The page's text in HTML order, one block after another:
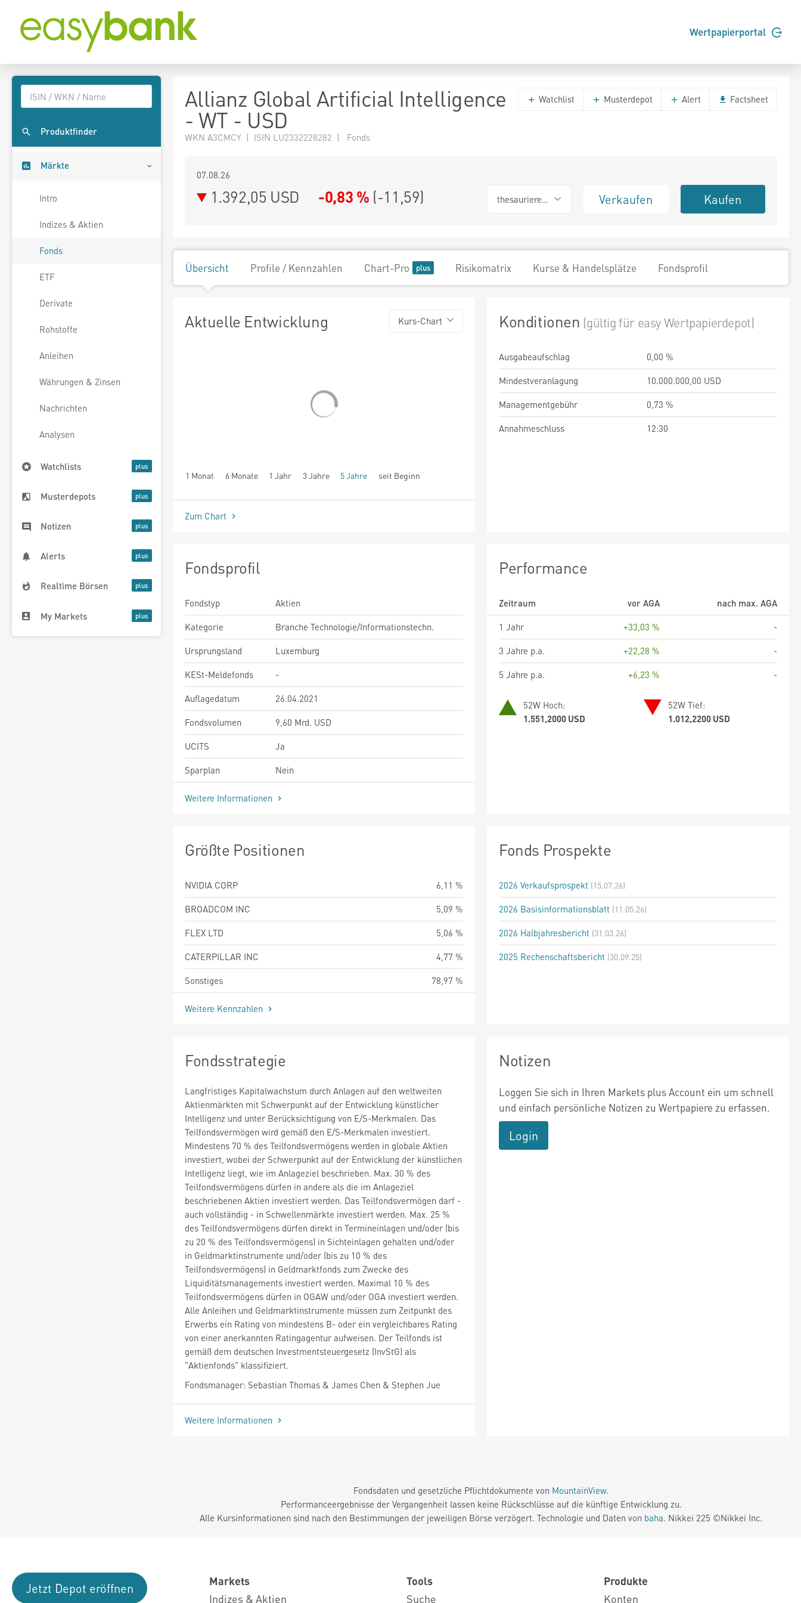
Wertpapierportal
Produktfinder
Märkte
Intro
Indizes & Aktien
Fonds
ETF
Derivate
Rohstoffe
Anleihen
Währungen & Zinsen
Nachrichten
Analysen
Watchlists
Musterdepots
Notizen
Alerts
Realtime Börsen
My Markets
Allianz Global Artificial Intelligence
- WT - USD
WKN A3CMCY | ISIN LU2332228282 | Fonds
Watchlist Musterdepot Alert Factsheet
07.08.26
1.392,05 USD -0,83 % (-11,59) thesaurierend Verkaufen Kaufen
Übersicht Profile / Kennzahlen Chart-Pro Risikomatrix Kurse & Handelsplätze Fondsprofil
Aktuelle Entwicklung Kurs-Chart
1 Monat 6 Monate 1 Jahr 3 Jahre 5 Jahre seit Beginn
Zum Chart
Konditionen (gültig für easy Wertpapierdepot)
Ausgabeaufschlag
0,00 %
Mindestveranlagung
10.000.000,00 USD
Managementgebühr
0,73 %
Annahmeschluss
12:30
Fondsprofil
Fondstyp
Aktien
Kategorie
Branche Technologie/Informationstechn.
Ursprungsland
Luxemburg
KESt-Meldefonds
-
Auflagedatum
26.04.2021
Fondsvolumen
9,60 Mrd. USD
UCITS
Ja
Sparplan
Nein
Weitere Informationen
Performance
Zeitraum vor AGA
nach max. AGA
1 Jahr
+33,03 %
-
3 Jahre p.a.
+22,28 %
-
5 Jahre p.a.
+6,23 % -
52W Hoch:
1.551,2000 USD
52W Tief:
1.012,2200 USD
Größte Positionen
NVIDIA CORP
6,11 %
BROADCOM INC
5,09 %
FLEX LTD
5,06 %
CATERPILLAR INC
4,77 %
Sonstiges
78,97 %
Weitere Kennzahlen
Fonds Prospekte
2026 Verkaufsprospekt (15.07.26)
2026 Basisinformationsblatt (11.05.26)
2026 Halbjahresbericht (31.03.26)
2025 Rechenschaftsbericht (30.09.25)
Fondsstrategie
Langfristiges Kapitalwachstum durch Anlagen auf den weltweiten
Aktienmärkten mit Schwerpunkt auf der Entwicklung künstlicher
Intelligenz und unter Berücksichtigung von E/S-Merkmalen. Das
Teilfondsvermögen wird gemäß den E/S-Merkmalen investiert.
Mindestens 70 % des Teilfondsvermögens werden in globale Aktien
investiert, wobei der Schwerpunkt auf der Entwicklung der künstlichen
Intelligenz liegt, wie im Anlageziel beschrieben. Max. 30 % des
Teilfondsvermögens dürfen in andere als die im Anlageziel
beschriebenen Aktien investiert werden. Das Teilfondsvermögen darf -
auch vollständig - in Schwellenmärkte investiert werden. Max. 25 %
des Teilfondsvermögens dürfen direkt in Termineinlagen und/oder (bis
zu 20 % des Teilfondsvermögens) in Sichteinlagen gehalten und/oder
in Geldmarktinstrumente und/oder (bis zu 10 % des
Teilfondsvermögens) in Geldmarktfonds zum Zwecke des
Liquiditätsmanagements investiert werden. Maximal 10 % des
Teilfondsvermögens dürfen in OGAW und/oder OGA investiert werden.
Alle Anleihen und Geldmarktinstrumente müssen zum Zeitpunkt des
Erwerbs ein Rating von mindestens B- oder ein vergleichbares Rating
von einer anerkannten Ratingagentur aufweisen. Der Teilfonds ist
gemäß dem deutschen Investmentsteuergesetz (InvStG) als
"Aktienfonds" klassifiziert.
Fondsmanager: Sebastian Thomas & James Chen & Stephen Jue
Weitere Informationen
Notizen
Loggen Sie sich in Ihren Markets plus Account ein um schnell
und einfach persönliche Notizen zu Wertpapiere zu erfassen.
Login
Fondsdaten und gesetzliche Pflichtdokumente von MountainView.
Performanceergebnisse der Vergangenheit lassen keine Rückschlüsse auf die künftige Entwicklung zu.
Alle Kursinformationen sind nach den Bestimmungen der jeweiligen Börse verzögert. Technologie und Daten von baha. Nikkei 225 ©Nikkei Inc.
Jetzt Depot eröffnen
Markets
Indizes & Aktien
Tools
Suche
Produkte
Konten